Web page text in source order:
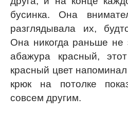
бусинка. Она
разглядывала их,
Она никогда раньше не
абажура красный,
красный цвет
крюк на потолке
совсем другим.